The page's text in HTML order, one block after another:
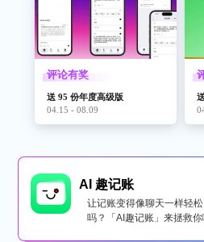
评论有奖
送 95 份年度高级版
04.15 - 08.09
AI 趣记账
让记账变得像聊天一样轻
吗？「AI趣记账」来拯救